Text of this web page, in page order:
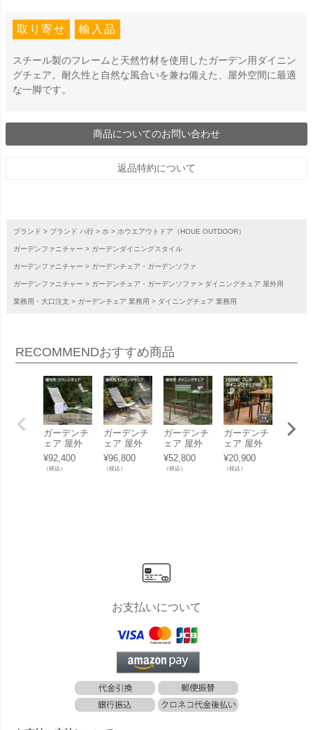
取り寄せ 輸入品
スチール製のフレームと天然竹材を使用したガーデン用ダイニン
グチェア。耐久性と自然な風合いを兼ね備えた、屋外空間に最適
な一脚です。
商品についてのお問い合わせ
返品特約について
ブランド ブランド ハ行 ホ ホウエアウトドア（HOUE OUTDOOR）
ガーデンファニチャー ガーデンダイニングスタイル
ガーデンファニチャー ガーデンチェア・ガーデンソファ
ガーデンファニチャー ガーデンチェア・ガーデンソファ ダイニングチェア 屋外用
業務用・大口注文 ガーデンチェア 業務用 ダイニングチェア 業務用
RECOMMENDおすすめ商品
ガーデンチ
ェア 屋外
「 HOUE O
UTDOOR
クリック ラ
¥92,400
（税込）
ガーデンチ
ェア 屋外
「 HOUE O
UTDOOR
クリック ロ
¥96,800
（税込）
ガーデンチ
ェア 屋外
「 HOUE O
UTDOOR
アルア ダイ
¥52,800
（税込）
ガーデンチ
ェア 屋外
「FERNE
ブレネ ダイ
ニングチェ
¥20,900
（税込）
ガー
お支払いについて